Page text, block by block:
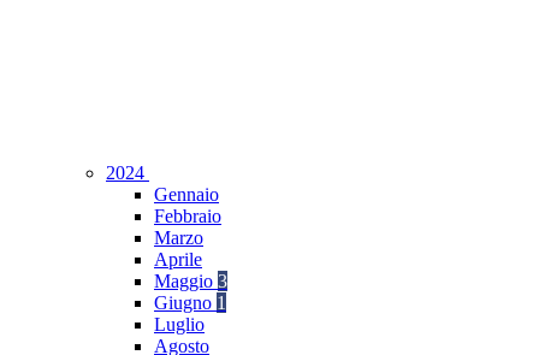
2024
Gennaio
Febbraio
Marzo
Aprile
Maggio 3
Giugno 1
Luglio
Agosto